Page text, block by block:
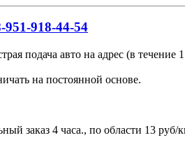
951-918-44-54
подача авто на адрес (в течение
на постоянной основе.
заказ 4 часа., по области 13